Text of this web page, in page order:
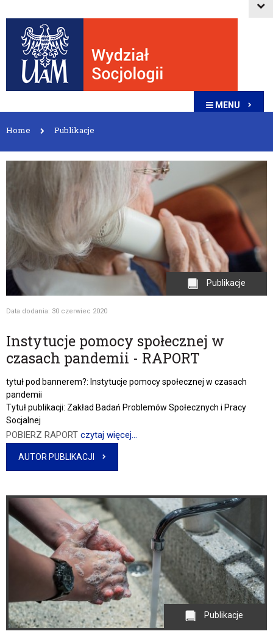
MENU
Home Publikacje
Publikacje
Data dodania: 30 czerwiec 2020
Instytucje pomocy społecznej w
czasach pandemii - RAPORT
tytuł pod bannerem?: Instytucje pomocy społecznej w czasach
pandemii
Tytuł publikacji: Zakład Badań Problemów Społecznych i Pracy
Socjalnej
POBIERZ RAPORT czytaj więcej...
AUTOR PUBLIKACJI
Publikacje